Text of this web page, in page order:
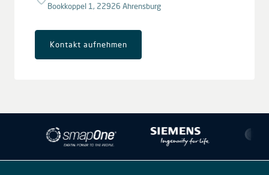
Bookkoppel 1, 22926 Ahrensburg
Kontakt aufnehmen
−